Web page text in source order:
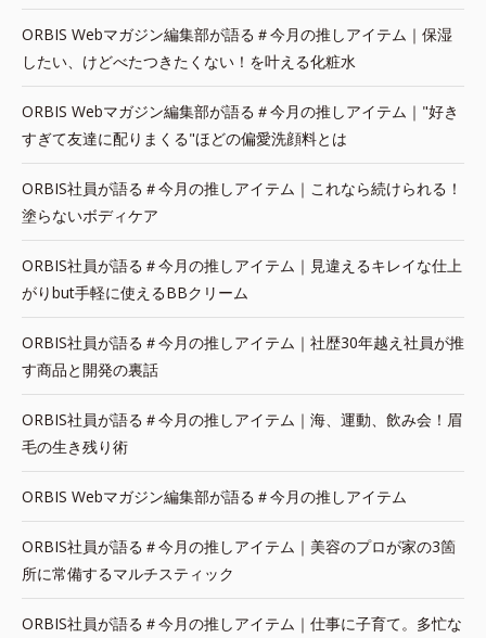
ORBIS Webマガジン編集部が語る＃今月の推しアイテム｜保湿
したい、けどべたつきたくない！を叶える化粧水
ORBIS Webマガジン編集部が語る＃今月の推しアイテム｜"好き
すぎて友達に配りまくる"ほどの偏愛洗顔料とは
ORBIS社員が語る＃今月の推しアイテム｜これなら続けられる！
塗らないボディケア
ORBIS社員が語る＃今月の推しアイテム｜見違えるキレイな仕上
がりbut手軽に使えるBBクリーム
ORBIS社員が語る＃今月の推しアイテム｜社歴30年越え社員が推
す商品と開発の裏話
ORBIS社員が語る＃今月の推しアイテム｜海、運動、飲み会！眉
毛の生き残り術
ORBIS Webマガジン編集部が語る＃今月の推しアイテム
ORBIS社員が語る＃今月の推しアイテム｜美容のプロが家の3箇
所に常備するマルチスティック
ORBIS社員が語る＃今月の推しアイテム｜仕事に子育て。多忙な